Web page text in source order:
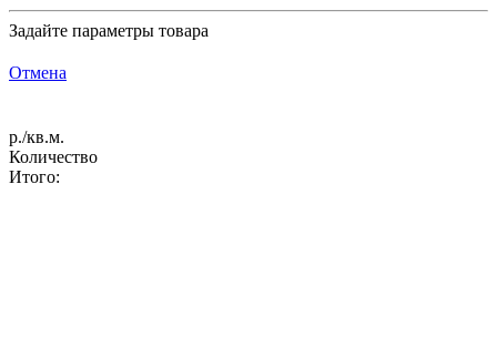
Задайте параметры товара
Отмена
р./кв.м.
Количество
Итого: